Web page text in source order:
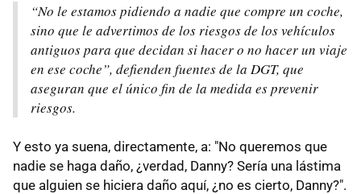
“No le estamos pidiendo a nadie que compre un coche,
sino que le advertimos de los riesgos de los vehículos
antiguos para que decidan si hacer o no hacer un viaje
en ese coche”, defienden fuentes de la DGT, que
aseguran que el único fin de la medida es prevenir
riesgos.
Y esto ya suena, directamente, a: "No queremos que
nadie se haga daño, ¿verdad, Danny? Sería una lástima
que alguien se hiciera daño aquí, ¿no es cierto, Danny?".